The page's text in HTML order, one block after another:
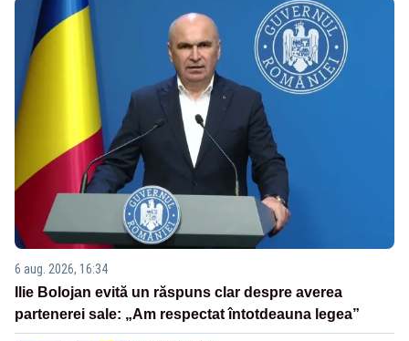
6 aug. 2026, 16:34
Ilie Bolojan evită un răspuns clar despre averea
partenerei sale: „Am respectat întotdeauna legea”